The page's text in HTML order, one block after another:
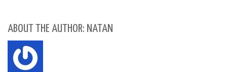
ABOUT THE AUTHOR: NATAN